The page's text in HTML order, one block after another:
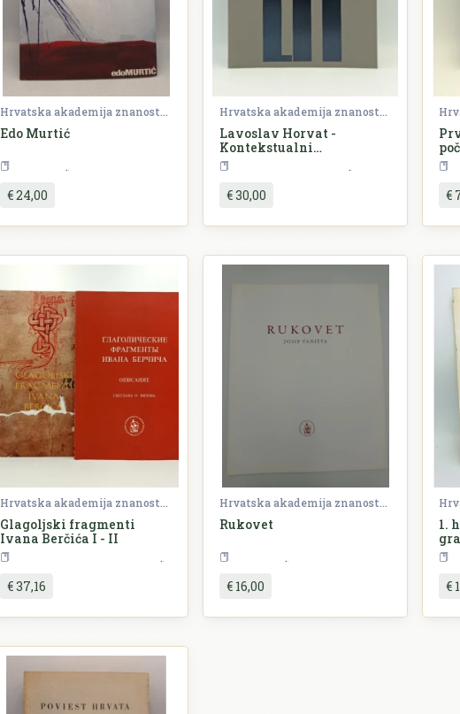
Hrvatska akademija znanosti i umjetnosti (HAZU)
Edo Murtić
€ 24,00
Hrvatska akademija znanosti i umjetnosti (HAZU)
Lavoslav Horvat -
Kontekstualni
ambijentalizam i moderna
€ 30,00 €
Hrvatska akademija znanosti i umjetnosti (HAZU)
Glagoljski fragmenti
Ivana Berčića I - II
Teorija i povijest književnosti
€ 37,16
Hrvatska akademija znanosti i umjetnosti (HAZU)
Rukovet
€ 16,00
1.
€